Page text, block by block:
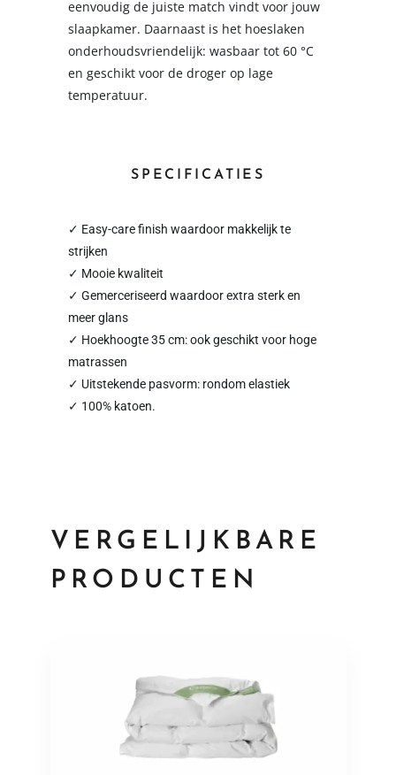
eenvoudig de juiste match vindt voor jouw
slaapkamer. Daarnaast is het hoeslaken
onderhoudsvriendelijk: wasbaar tot 60 °C
en geschikt voor de droger op lage
temperatuur.
SPECIFICATIES
✓ Easy-care finish waardoor makkelijk te
strijken
✓ Mooie kwaliteit
✓ Gemerceriseerd waardoor extra sterk en
meer glans
✓ Hoekhoogte 35 cm: ook geschikt voor hoge
matrassen
✓ Uitstekende pasvorm: rondom elastiek
✓ 100% katoen.
VERGELIJKBARE
PRODUCTEN